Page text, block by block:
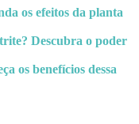
os efeitos da planta
Descubra o poder
os benefícios dessa